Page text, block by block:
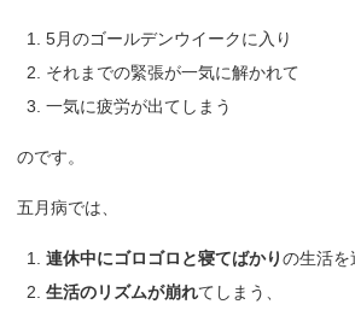
5月のゴールデンウイークに入り
それまでの緊張が一気に解かれて
一気に疲労が出てしまう
のです。
五月病では、
連休中にゴロゴロと寝てばかりの生活を
生活のリズムが崩れてしまう、